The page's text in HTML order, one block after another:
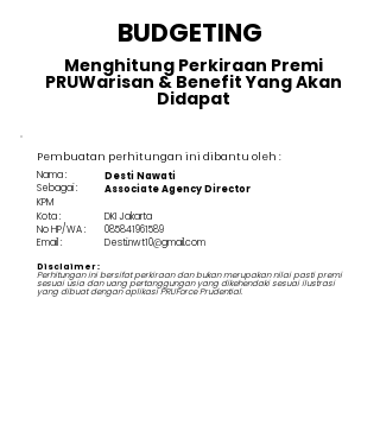
BUDGETING
Menghitung Perkiraan Premi
PRUWarisan & Benefit Yang Akan
Didapat
Pembuatan perhitungan ini dibantu oleh :
Nama :
Desti Nawati
Sebagai :
Associate Agency Director
KPM
DKI Jakarta
Kota :
085841961589
No HP/WA :
Email :
Desti.nwt10@gmail.com
Disclaimer :
Perhitungan ini bersifat perkiraan dan bukan merupakan nilai pasti premi
sesuai usia dan uang pertanggungan yang dikehendaki sesuai ilustrasi
yang dibuat dengan aplikasi PRUForce Prudential.